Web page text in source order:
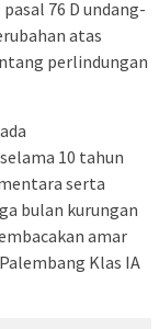
76 D undang-
atas
perlindungan
10 tahun
serta
bulan kurungan
amar
Klas IA